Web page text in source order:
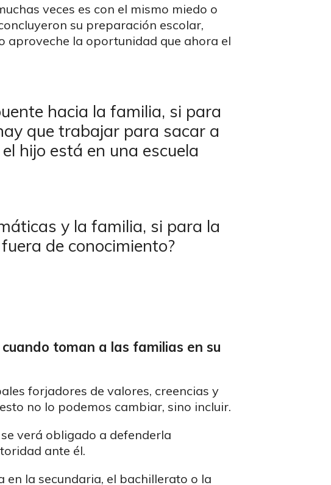
veces es con el mismo miedo o
su preparación escolar,
aproveche la oportunidad que ahora el
hacia la familia, si para
que trabajar para sacar a
hijo está en una escuela
y la familia, si para la
de conocimiento?
toman a las familias en su
forjadores de valores, creencias y
no lo podemos cambiar, sino incluir.
verá obligado a defenderla
ante él.
en la secundaria, el bachillerato o la